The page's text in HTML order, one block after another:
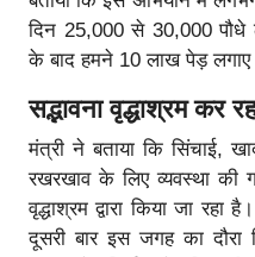
दिन 25,000 से 30,000 पौधे
के बाद हमने 10 लाख पेड़
सद्भावना वृद्धाश्रम कर
मंत्री ने बताया कि सिंचाई,
रखरखाव के लिए व्यवस्था की
वृद्धाश्रम द्वारा किया जा
दूसरी बार इस जगह का